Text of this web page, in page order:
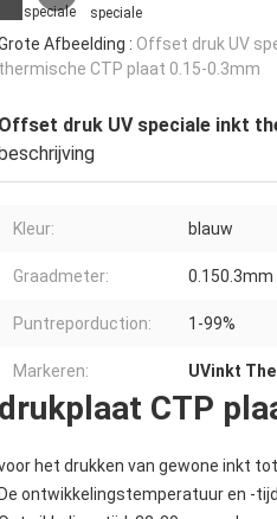
Afbeelding : Offset druk UV
thermische CTP plaat 0.15-0.3mm
Offset druk UV speciale inkt
beschrijving
Kleur: blauw
Graadmeter: 0.150.3mm
Puntreporduction: 1-99%
Markeren: UVinkt
drukplaat CTP
het drukken van gewone inkt
De ontwikkelingstemperatuur en -